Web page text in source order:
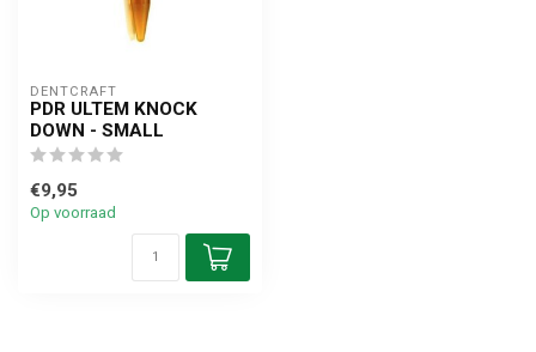
DENTCRAFT
PDR ULTEM KNOCK
DOWN - SMALL
€9,95
Op voorraad